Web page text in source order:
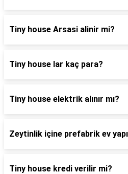
Tiny house Arsasi alinir mi?
Tiny house lar kaç para?
Tiny house elektrik alınır mı?
Zeytinlik içine prefabrik ev
Tiny house kredi verilir mi?